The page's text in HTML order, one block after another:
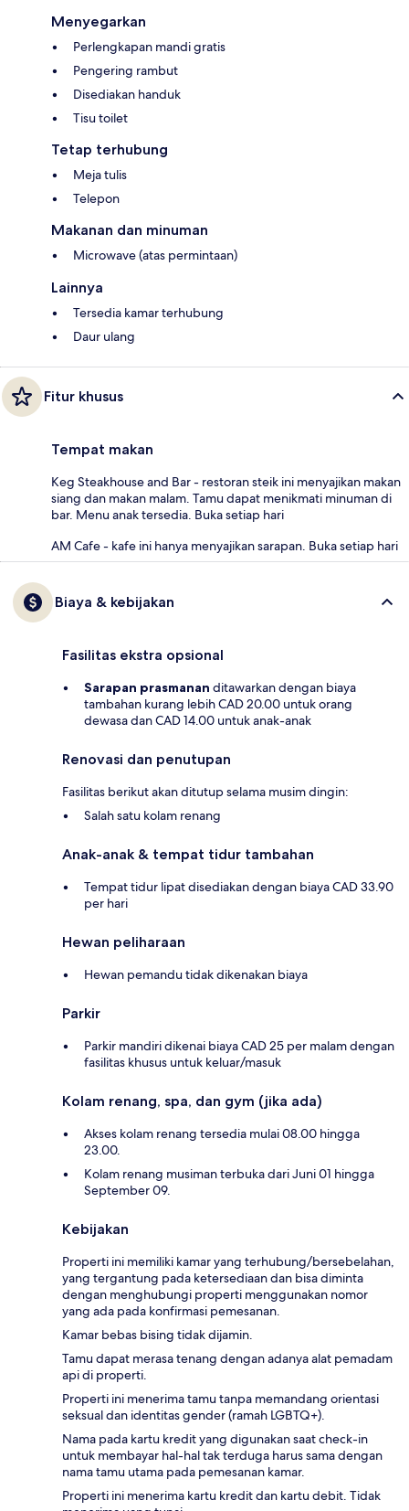
Menyegarkan
Perlengkapan mandi gratis
Pengering rambut
Disediakan handuk
Tisu toilet
Tetap terhubung
Meja tulis
Telepon
Makanan dan minuman
Microwave (atas permintaan)
Lainnya
Tersedia kamar terhubung
Daur ulang
Fitur khusus
Tempat makan
Keg Steakhouse and Bar - restoran steik ini menyajikan makan
siang dan makan malam. Tamu dapat menikmati minuman di
bar. Menu anak tersedia. Buka setiap hari
AM Cafe - kafe ini hanya menyajikan sarapan. Buka setiap hari
Biaya & kebijakan
Fasilitas ekstra opsional
Sarapan prasmanan ditawarkan dengan biaya
tambahan kurang lebih CAD 20.00 untuk orang
dewasa dan CAD 14.00 untuk anak-anak
Renovasi dan penutupan
Fasilitas berikut akan ditutup selama musim dingin:
Salah satu kolam renang
Anak-anak & tempat tidur tambahan
Tempat tidur lipat disediakan dengan biaya CAD 33.90
per hari
Hewan peliharaan
Hewan pemandu tidak dikenakan biaya
Parkir
Parkir mandiri dikenai biaya CAD 25 per malam dengan
fasilitas khusus untuk keluar/masuk
Kolam renang, spa, dan gym (jika ada)
Akses kolam renang tersedia mulai 08.00 hingga
23.00.
Kolam renang musiman terbuka dari Juni 01 hingga
September 09.
Kebijakan
Properti ini memiliki kamar yang terhubung/bersebelahan,
yang tergantung pada ketersediaan dan bisa diminta
dengan menghubungi properti menggunakan nomor
yang ada pada konfirmasi pemesanan.
Kamar bebas bising tidak dijamin.
Tamu dapat merasa tenang dengan adanya alat pemadam
api di properti.
Properti ini menerima tamu tanpa memandang orientasi
seksual dan identitas gender (ramah LGBTQ+).
Nama pada kartu kredit yang digunakan saat check-in
untuk membayar hal-hal tak terduga harus sama dengan
nama tamu utama pada pemesanan kamar.
Properti ini menerima kartu kredit dan kartu debit. Tidak